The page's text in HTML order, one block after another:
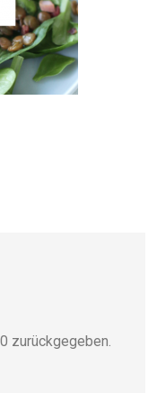
zurückgegeben.